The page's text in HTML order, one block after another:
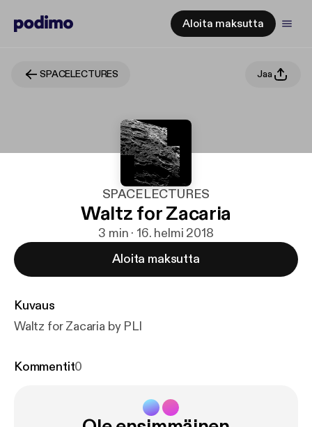
Aloita maksutta
SPACELECTURES Jaa
SPACELECTURES
Waltz for Zacaria
3 min · 16. helmi 2018
Aloita maksutta
Kuvaus
Waltz for Zacaria by PLI
Kommentit0